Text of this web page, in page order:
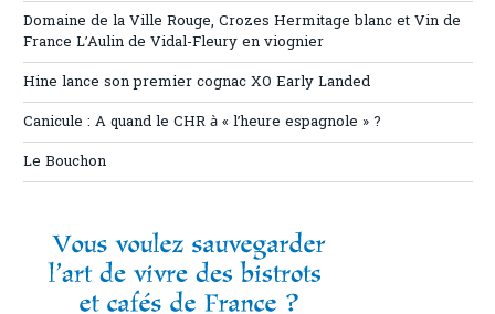
Domaine de la Ville Rouge, Crozes Hermitage blanc et Vin de
France L’Aulin de Vidal-Fleury en viognier
Hine lance son premier cognac XO Early Landed
Canicule : A quand le CHR à « l’heure espagnole » ?
Le Bouchon